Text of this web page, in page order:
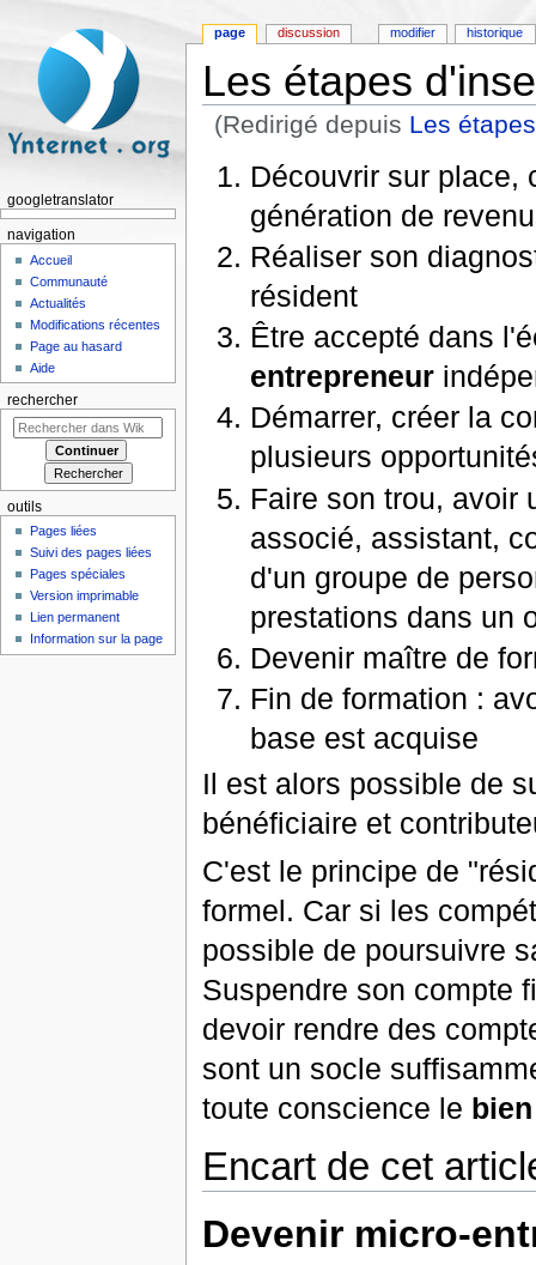
Les étapes
(Redirigé depuis Les
Découvrir sur place,
génération de
Réaliser son
résident
Être accepté dans
entrepreneur
Démarrer, créer la
plusieurs
Faire son trou, avoir
associé, assistant,
d'un groupe de
prestations dans un
Devenir maître de
Fin de formation :
base est acquise
Il est alors possible de
bénéficiaire et
C'est le principe de
formel. Car si les
possible de poursuivre
Suspendre son compte
devoir rendre des
sont un socle
toute conscience le
Encart de cet
Devenir micro-
page discussion modifier historique
googletranslator
navigation
Accueil
Communauté
Actualités
Modifications récentes
Page au hasard
Aide
rechercher
outils
Pages liées
Suivi des pages liées
Pages spéciales
Version imprimable
Lien permanent
Information sur la page